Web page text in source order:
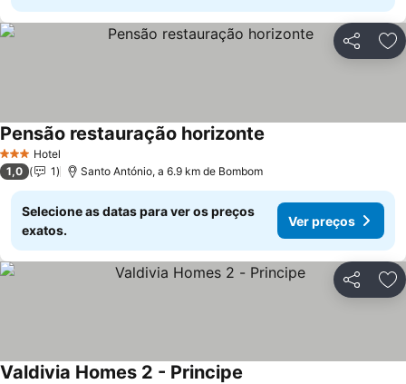
Partilhar
3 EstrelasHotel
Pensão restauração horizonte
1,0 1 Santo António, a 6.9 km de Bombom
Selecione as datas para ver os preços
exatos.
Ver preços
Partilhar
Valdivia Homes 2 - Principe